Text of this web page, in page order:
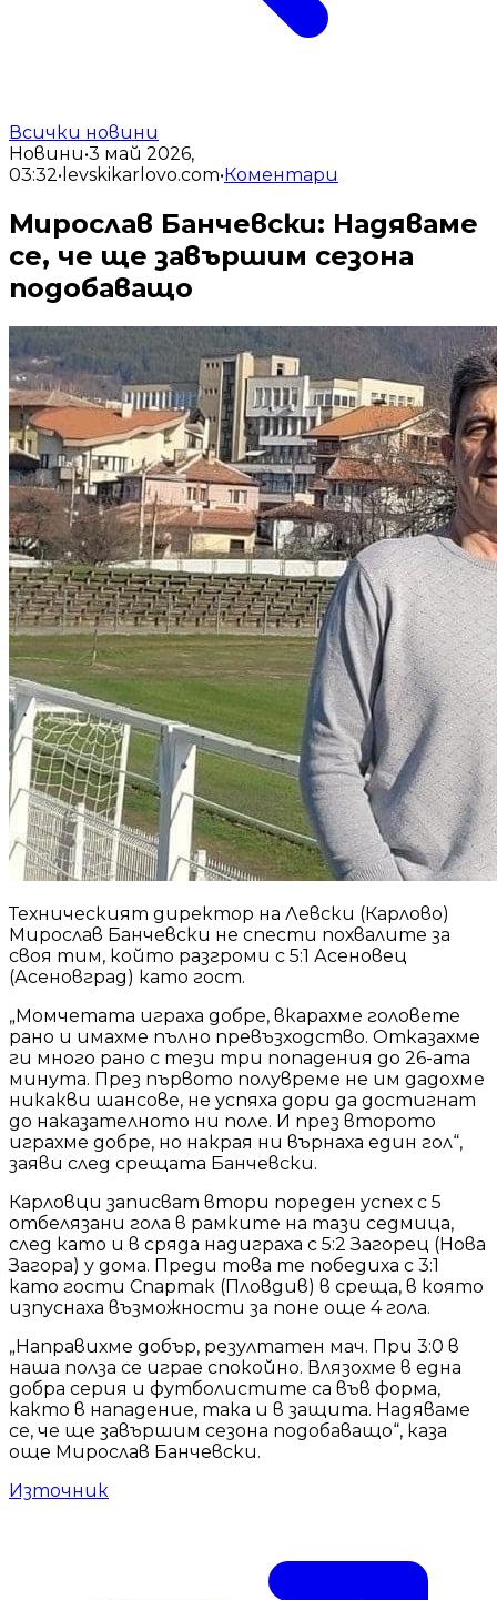
Всички новини
Новини•3 май 2026,
03:32• levskikarlovo.com•Коментари
Мирослав Банчевски: Надяваме
се, че ще завършим сезона
подобаващо
Техническият директор на Левски (Карлово)
Мирослав Банчевски не спести похвалите за
своя тим, който разгроми с 5:1 Асеновец
(Асеновград) като гост.
„Момчетата играха добре, вкарахме головете
рано и имахме пълно превъзходство. Отказахме
ги много рано с тези три попадения до 26-ата
минута. През първото полувреме не им дадохме
никакви шансове, не успяха дори да достигнат
до наказателното ни поле. И през второто
играхме добре, но накрая ни върнаха един гол“,
заяви след срещата Банчевски.
Карловци записват втори пореден успех с 5
отбелязани гола в рамките на тази седмица,
след като и в сряда надиграха с 5:2 Загорец (Нова
Загора) у дома. Преди това те победиха с 3:1
като гости Спартак (Пловдив) в среща, в която
изпуснаха възможности за поне още 4 гола.
„Направихме добър, резултатен мач. При 3:0 в
наша полза се играе спокойно. Влязохме в една
добра серия и футболистите са във форма,
както в нападение, така и в защита. Надяваме
се, че ще завършим сезона подобаващо“, каза
още Мирослав Банчевски.
Източник